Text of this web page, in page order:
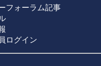
フォーラム記事
ログイン